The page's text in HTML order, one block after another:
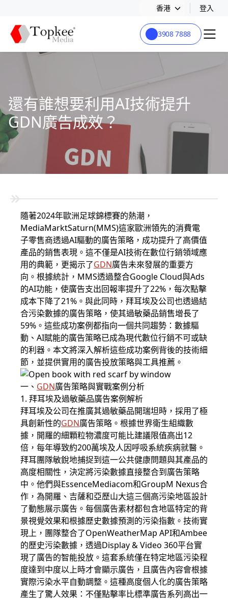
香港 登入
3908 7888
還有誰想要利用AI技術提升
GDN廣告成效？
隨著2024年歐洲足球錦標賽的熱潮，
MediaMarktSaturn(MMS)這家歐洲領先的消費電
子零售商透過AI驅動的廣告策略，成功提升了高價值
產品的銷售表現。這不僅是AI技術在數位行銷領域應
用的典範，更揭示了GDN廣告未來發展的重要方
向。根據統計，MMS透過整合Google Cloud與Ads
的AI功能，使廣告支出回報率提升了22%，每次點擊
成本下降了21%。與此同時，拜耳埃及公司也透過結
合污染數據的廣告策略，使其過敏藥品銷售增長了
59%。這些成功案例都指向一個共同趨勢：數據驅
動、AI賦能的廣告策略已成為現代數位行銷不可或缺
的利器。本文將深入解析這些成功案例背後的技術細
節，並提供實用的廣告投放策略與工具推薦。
一、 GDN廣告策略與實戰案例分析
1. 拜耳埃及過敏藥品廣告案例解析
拜耳埃及公司在推廣其過敏藥品開瑞坦時，採用了極
具創新性的GDN廣告策略。根據世界衛生組織數
據，開羅的細顆粒物濃度可能比建議限值高出12
倍，每年導致約200萬埃及人因呼吸系統疾病就醫。
拜耳團隊敏銳地捕捉到這一公共健康問題與其產品的
高度相關性，決定將污染數據直接整合到廣告策略
中。他們與EssenceMediacom和GroupM Nexus合
作，為開羅、吉薩和亞歷山大這三個高污染地區設計
了動態展示廣告。每個廣告素材都包含地區特定的背
景視覺效果和根據歷史數據預測的污染指數。技術實
現上，團隊整合了OpenWeatherMap API和Ambee
的歷史污染數據，透過Display & Video 360平台實
現了廣告的智能投放。這套系統僅在特定地區污染程
度達到中度以上時才會顯示廣告，且廣告內容會根據
實際污染水平自動調整。這種高度個人化的廣告策略
產生了驚人效果：不僅點擊率比標準廣告系列高出一